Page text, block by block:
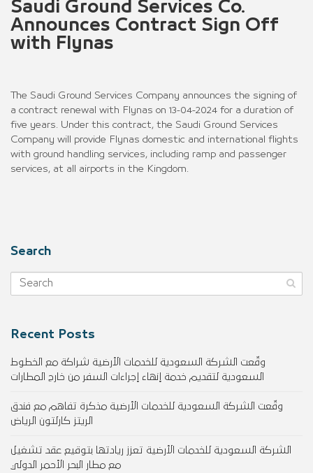
Saudi Ground Services Co.
Announces Contract Sign Off
with Flynas
The Saudi Ground Services Company announces the signing of
a contract renewal with Flynas on 13-04-2024 for a duration of
five years. Under this contract, the Saudi Ground Services
Company will provide Flynas domestic and international flights
with ground handling services, including ramp and passenger
services, at all airports in the Kingdom.
Search
Recent Posts
وقّعت الشركة السعودية للخدمات الأرضية شراكة مع الخطوط
السعودية لتقديم خدمة إنهاء إجراءات السفر من خارج المطارات
وقّعت الشركة السعودية للخدمات الأرضية مذكرة تفاهم مع فندق
الريتز كارلتون الرياض
الشركة السعودية للخدمات الأرضية تعزز ريادتها بتوقيع عقد تشغيل
مع مطار البحر الأحمر الدولي